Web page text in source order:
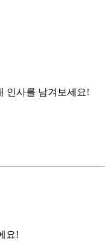
인사를 남겨보세요!
요!